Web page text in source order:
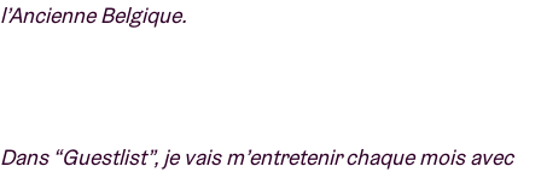
l’Ancienne Belgique.
Dans “Guestlist”, je vais m’entretenir chaque mois avec